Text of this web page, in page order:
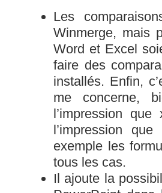
Les
Winmerge, mais
Word et Excel
faire des
installés. Enfin,
me concerne,
l’impression
l’impression
exemple les
tous les cas.
Il ajoute la